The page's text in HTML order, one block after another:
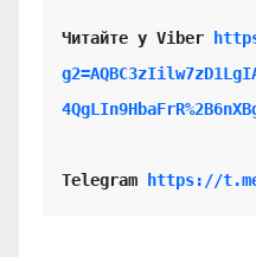
Читайте у Viber
Telegram https://